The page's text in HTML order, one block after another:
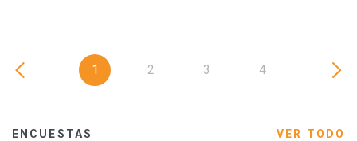
1 2 3 4
ENCUESTAS VER TODO